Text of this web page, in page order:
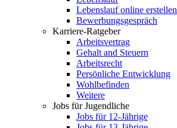
Lebenslauf online erstellen
Bewerbungsgespräch
Karriere-Ratgeber
Arbeitsvertrag
Gehalt and Steuern
Arbeitsrecht
Persönliche Entwicklung
Wohlbefinden
Weitere
Jobs für Jugendliche
Jobs für 12-Jährige